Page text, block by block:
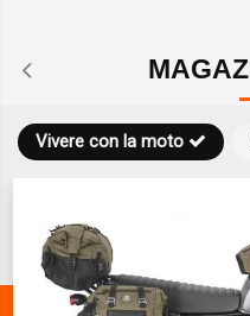
Vivere con la moto